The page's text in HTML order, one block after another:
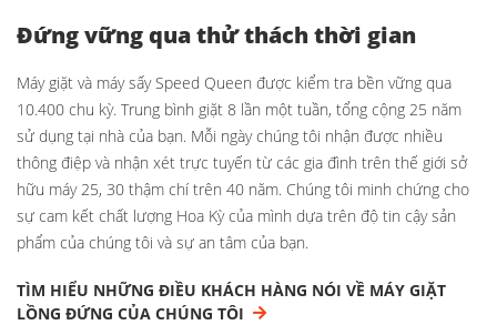
Đứng vững qua thử thách thời gian
Máy giặt và máy sấy Speed Queen được kiểm tra bền vững qua
10.400 chu kỳ. Trung bình giặt 8 lần một tuần, tổng cộng 25 năm
sử dụng tại nhà của bạn. Mỗi ngày chúng tôi nhận được nhiều
thông điệp và nhận xét trực tuyến từ các gia đình trên thế giới sở
hữu máy 25, 30 thậm chí trên 40 năm. Chúng tôi minh chứng cho
sự cam kết chất lượng Hoa Kỳ của mình dựa trên độ tin cậy sản
phẩm của chúng tôi và sự an tâm của bạn.
TÌM HIỂU NHỮNG ĐIỀU KHÁCH HÀNG NÓI VỀ MÁY GIẶT
LỒNG ĐỨNG CỦA CHÚNG TÔI